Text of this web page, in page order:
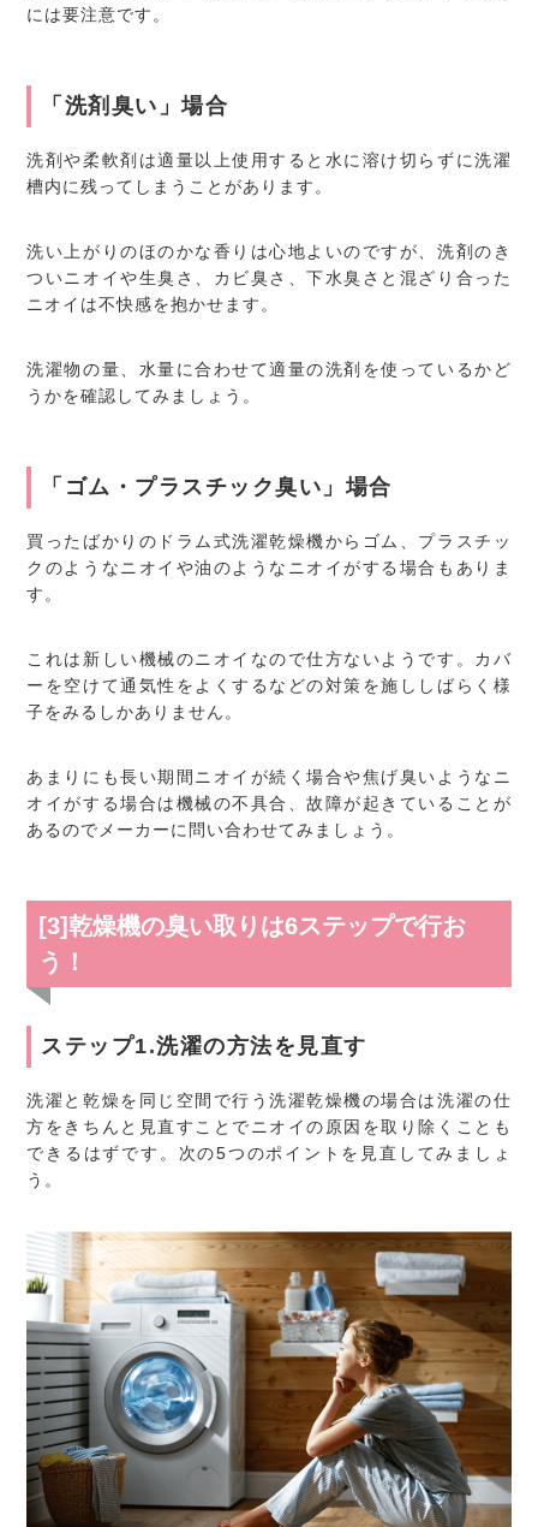
には要注意です。
「洗剤臭い」場合
洗剤や柔軟剤は適量以上使用すると水に溶け切らずに洗濯
槽内に残ってしまうことがあります。
洗い上がりのほのかな香りは心地よいのですが、洗剤のき
ついニオイや生臭さ、カビ臭さ、下水臭さと混ざり合った
ニオイは不快感を抱かせます。
洗濯物の量、水量に合わせて適量の洗剤を使っているかど
うかを確認してみましょう。
「ゴム・プラスチック臭い」場合
買ったばかりのドラム式洗濯乾燥機からゴム、プラスチッ
クのようなニオイや油のようなニオイがする場合もありま
す。
これは新しい機械のニオイなので仕方ないようです。カバ
ーを空けて通気性をよくするなどの対策を施ししばらく様
子をみるしかありません。
あまりにも長い期間ニオイが続く場合や焦げ臭いようなニ
オイがする場合は機械の不具合、故障が起きていることが
あるのでメーカーに問い合わせてみましょう。
[3]乾燥機の臭い取りは6ステップで行お
う！
ステップ1.洗濯の方法を見直す
洗濯と乾燥を同じ空間で行う洗濯乾燥機の場合は洗濯の仕
方をきちんと見直すことでニオイの原因を取り除くことも
できるはずです。次の5つのポイントを見直してみましょ
う。